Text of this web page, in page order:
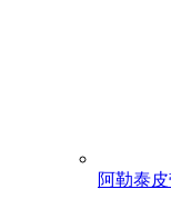
阿勒泰